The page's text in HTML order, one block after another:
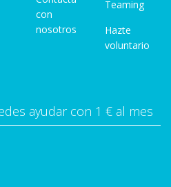
con
nosotros
Teaming
Hazte
voluntario
ayudar con 1 € al mes